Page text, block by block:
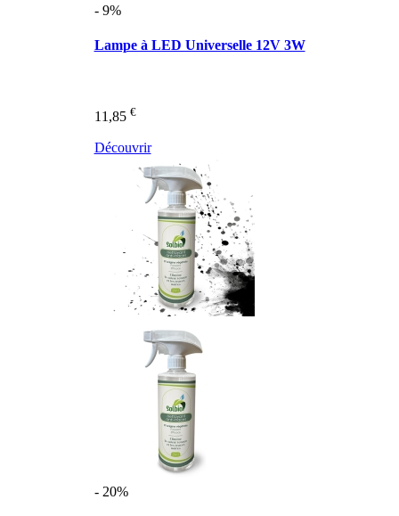
- 9%
Lampe à LED Universelle 12V 3W
11,85 €
Découvrir
- 20%